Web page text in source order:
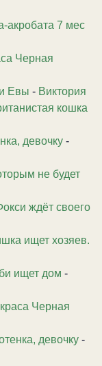
акробата 7 мес
Черная
Евы - Виктория
кошка
девочку -
не будет
ждёт своего
ищет хозяев.
ищет дом -
Черная
девочку -